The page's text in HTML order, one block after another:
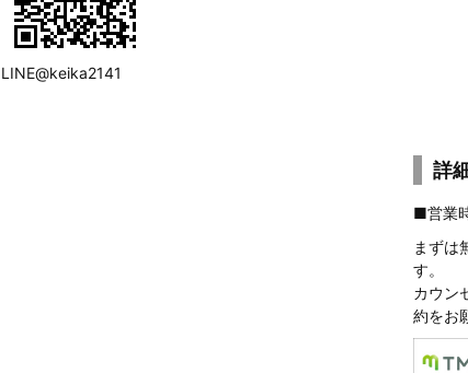
LINE@keika2141
詳
■営業
まずは
す。
カウン
約をお